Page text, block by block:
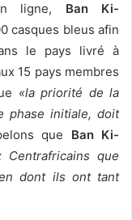
ligne, Ban Ki-
casques bleus afin
le pays livré à
15 pays membres
«la priorité de la
phase initiale, doit
que Ban Ki-
Centrafricains que
dont ils ont tant